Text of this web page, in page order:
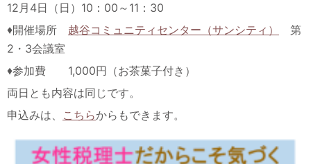
12月4日（日）10：00～11：30
♦開催場所 越谷コミュニティセンター（サンシティ）
第
2・3会議室
♦参加費 1,000円（お茶菓子付き）
両日とも内容は同じです。
申込みは、 こちらからもできます。